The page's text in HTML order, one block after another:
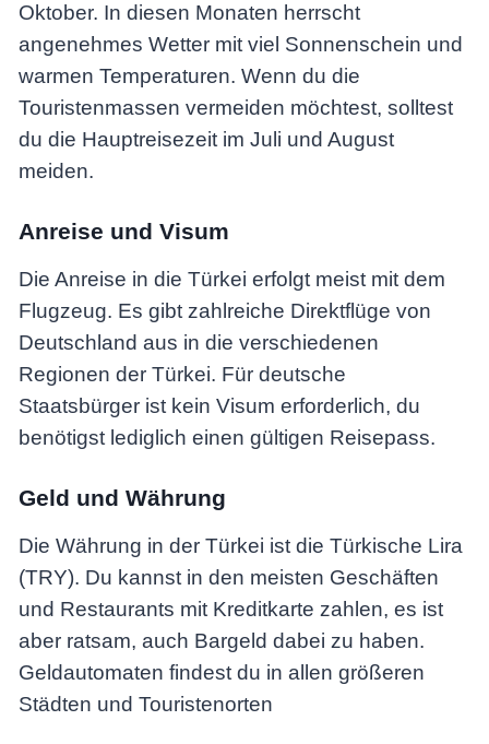
Oktober. In diesen Monaten herrscht
angenehmes Wetter mit viel Sonnenschein und
warmen Temperaturen. Wenn du die
Touristenmassen vermeiden möchtest, solltest
du die Hauptreisezeit im Juli und August
meiden.
Anreise und Visum
Die Anreise in die Türkei erfolgt meist mit dem
Flugzeug. Es gibt zahlreiche Direktflüge von
Deutschland aus in die verschiedenen
Regionen der Türkei. Für deutsche
Staatsbürger ist kein Visum erforderlich, du
benötigst lediglich einen gültigen Reisepass.
Geld und Währung
Die Währung in der Türkei ist die Türkische Lira
(TRY). Du kannst in den meisten Geschäften
und Restaurants mit Kreditkarte zahlen, es ist
aber ratsam, auch Bargeld dabei zu haben.
Geldautomaten findest du in allen größeren
Städten und Touristenorten